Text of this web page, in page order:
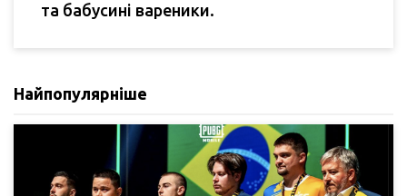
та бабусині вареники.
Найпопулярніше